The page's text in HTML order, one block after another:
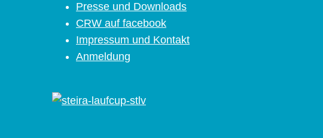
Presse und Downloads
CRW auf facebook
Impressum und Kontakt
Anmeldung